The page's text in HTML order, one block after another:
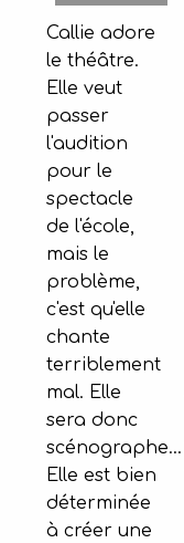
Callie adore
le théâtre.
Elle veut
passer
l'audition
pour le
spectacle
de l'école,
mais le
problème,
c'est qu'elle
chante
terriblement
mal. Elle
sera donc
scénographe...
Elle est bien
déterminée
à créer une